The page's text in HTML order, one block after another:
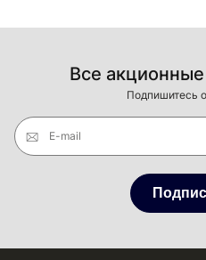
Все
Подпишитесь
E-mail